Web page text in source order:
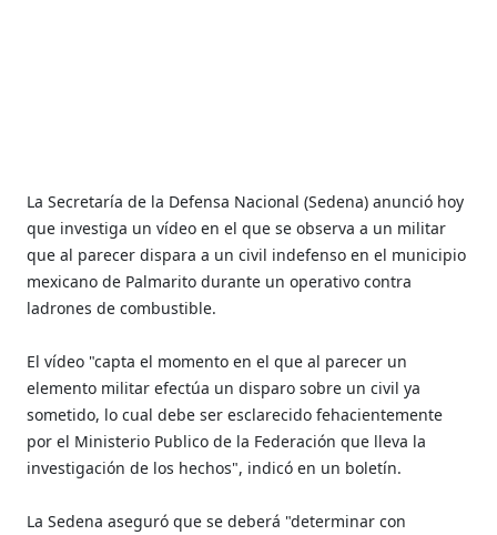
La Secretaría de la Defensa Nacional (Sedena) anunció hoy
que investiga un vídeo en el que se observa a un militar
que al parecer dispara a un civil indefenso en el municipio
mexicano de Palmarito durante un operativo contra
ladrones de combustible.
El vídeo "capta el momento en el que al parecer un
elemento militar efectúa un disparo sobre un civil ya
sometido, lo cual debe ser esclarecido fehacientemente
por el Ministerio Publico de la Federación que lleva la
investigación de los hechos", indicó en un boletín.
La Sedena aseguró que se deberá "determinar con